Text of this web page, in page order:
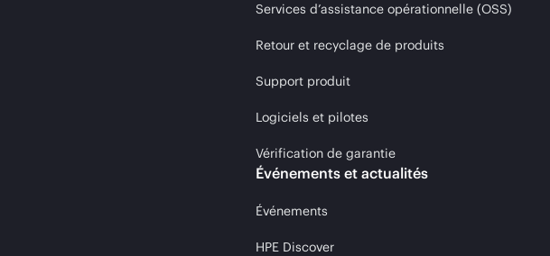
Services d’assistance opérationnelle (OSS)
Retour et recyclage de produits
Support produit
Logiciels et pilotes
Vérification de garantie
Événements et actualités
Événements
HPE Discover